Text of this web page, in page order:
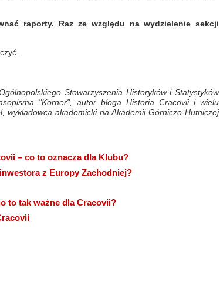
raporty. Raz ze względu na wydzielenie sekcji
Stowarzyszenia Historyków i Statystyków
"Korner", autor bloga Historia Cracovii i wielu
akademicki na Akademii Górniczo-Hutniczej
– co to oznacza dla Klubu?
z Europy Zachodniej?
to tak ważne dla Cracovii?